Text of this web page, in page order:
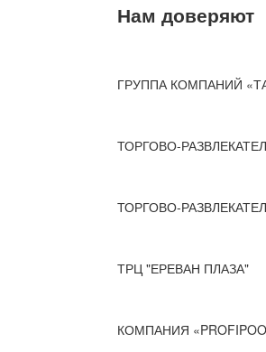
Нам доверяют
ГРУППА КОМПАНИЙ
ТОРГОВО-
ТОРГОВО-
ТРЦ "ЕРЕВАН ПЛАЗА"
КОМПАНИЯ